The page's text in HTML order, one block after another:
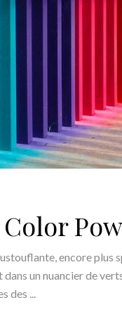
Color
encore
un nuancier de
des